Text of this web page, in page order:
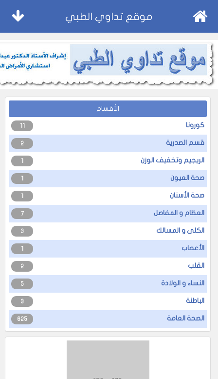
موقع تداوي الطبي
الأقسام
كورونا 11
قسم الصدرية 2
الريجيم وتخفيف الوزن 1
صحة العيون 1
صحة الأسنان 1
العظام و المفاصل 7
الكلى و المسالك 3
الأعصاب 1
القلب 2
النساء و الولادة 5
الباطنة 3
الصحة العامة 625